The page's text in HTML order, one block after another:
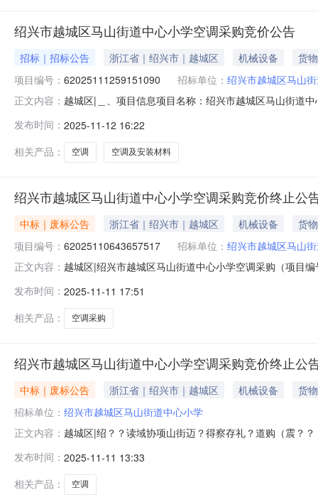
绍兴市越城区马山街道中心小学空调采购竞价公告
招标｜招标公告 浙江省｜绍兴市｜越城区 机械设备
货物
项目编号： 62025111259151090 招标单位： 绍兴市越城区马山
正文内容： 越城区|＿、项目信息项目名称：绍兴市越城区马山街道
向品牌空调及安装材料核心参数要求:商品类目:空调;颜
发布时间： 2025-11-12 16:22
相关产品：
空调 空调及安装材料
绍兴市越城区马山街道中心小学空调采购竞价终止公
中标｜废标公告 浙江省｜绍兴市｜越城区 机械设备
货物
项目编号： 62025110643657517 招标单位： 绍兴市越城区马山
正文内容： 越城区|绍兴市越城区马山街道中心小学空调采购（项目
止时间：2025-11-0612:20-2025-11-1111:30二、采购
发布时间： 2025-11-11 17:51
相关产品：
空调采购
绍兴市越城区马山街道中心小学空调采购竞价终止公
中标｜废标公告 浙江省｜绍兴市｜越城区 机械设备
货物
招标单位： 绍兴市越城区马山街道中心小学
正文内容： 越城区|绍？？读域协项山街迈？得察存礼？道购（震？
楚？量：2025-11-0612:20-2025-11-1111:30二、道购
发布时间： 2025-11-11 13:33
相关产品：
空调